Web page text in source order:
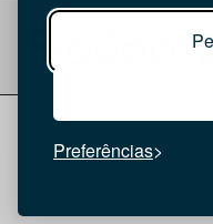
Preferências
Política de privacidade